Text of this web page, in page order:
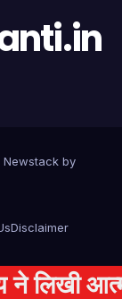
Newstackby
Disclaimer